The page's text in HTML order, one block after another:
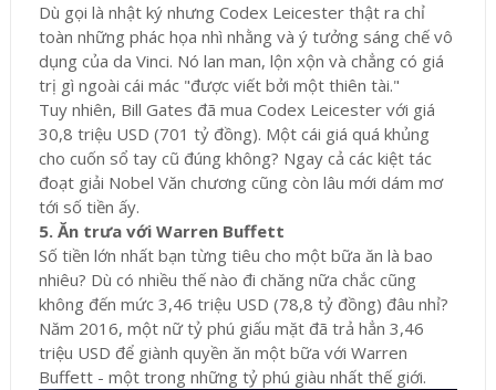
Dù gọi là nhật ký nhưng Codex Leicester thật ra chỉ
toàn những phác họa nhì nhằng và ý tưởng sáng chế vô
dụng của da Vinci. Nó lan man, lộn xộn và chẳng có giá
trị gì ngoài cái mác "được viết bởi một thiên tài."
Tuy nhiên, Bill Gates đã mua Codex Leicester với giá
30,8 triệu USD (701 tỷ đồng). Một cái giá quá khủng
cho cuốn sổ tay cũ đúng không? Ngay cả các kiệt tác
đoạt giải Nobel Văn chương cũng còn lâu mới dám mơ
tới số tiền ấy.
5. Ăn trưa với Warren Buffett
Số tiền lớn nhất bạn từng tiêu cho một bữa ăn là bao
nhiêu? Dù có nhiều thế nào đi chăng nữa chắc cũng
không đến mức 3,46 triệu USD (78,8 tỷ đồng) đâu nhỉ?
Năm 2016, một nữ tỷ phú giấu mặt đã trả hẳn 3,46
triệu USD để giành quyền ăn một bữa với Warren
Buffett - một trong những tỷ phú giàu nhất thế giới.